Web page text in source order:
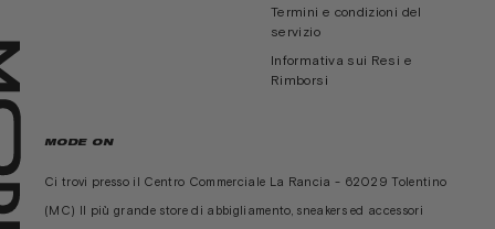
Termini e condizioni del
servizio
Informativa sui Resi e
Rimborsi
MODE ON
Ci trovi presso il Centro Commerciale La Rancia - 62029 Tolentino
(MC) Il più grande store di abbigliamento, sneakers ed accessori